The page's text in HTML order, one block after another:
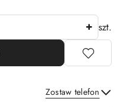
szt.
Zostaw telefon